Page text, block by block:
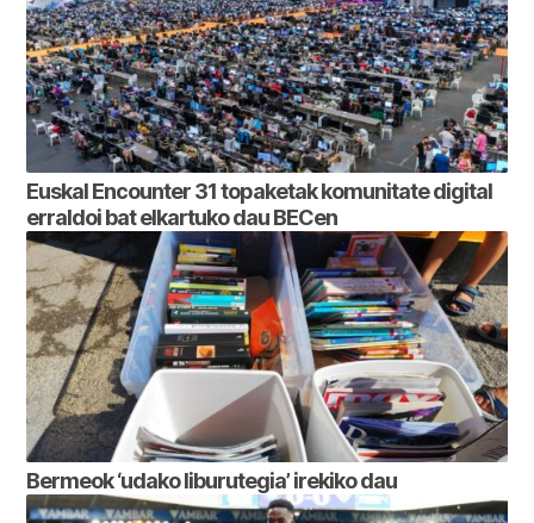
Euskal Encounter 31 topaketak komunitate digital
erraldoi bat elkartuko dau BECen
Bermeok ‘udako liburutegia’ irekiko dau